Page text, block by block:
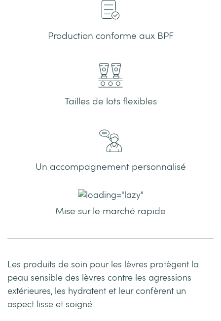
Production conforme aux BPF
Tailles de lots flexibles
Un accompagnement personnalisé
Mise sur le marché rapide
Les produits de soin pour les lèvres protègent la
peau sensible des lèvres contre les agressions
extérieures, les hydratent et leur confèrent un
aspect lisse et soigné.